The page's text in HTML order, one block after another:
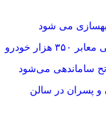
خودرو
ساماندهی می‌شود
و پسران در سالن